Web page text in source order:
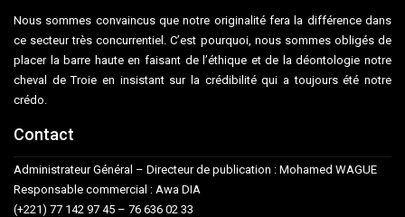
Nous sommes convaincus que notre originalité fera la différence dans
ce secteur très concurrentiel. C’est pourquoi, nous sommes obligés de
placer la barre haute en faisant de l’éthique et de la déontologie notre
cheval de Troie en insistant sur la crédibilité qui a toujours été notre
crédo.
Contact
Administrateur Général – Directeur de publication : Mohamed WAGUE
Responsable commercial : Awa DIA
(+221) 77 142 97 45 – 76 636 02 33